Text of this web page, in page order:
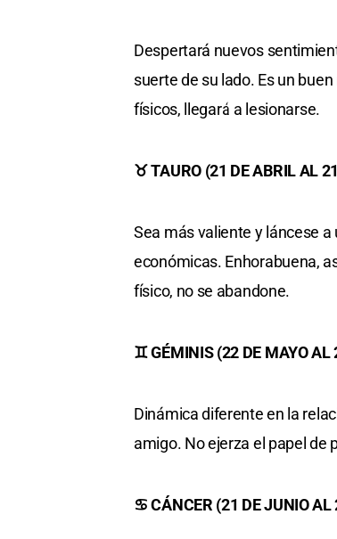
Despertará nuevos
suerte de su lado. Es un
físicos, llegará a lesionarse.
♉ TAURO (21 DE ABRIL AL
Sea más valiente y láncese
económicas. Enhorabuena,
físico, no se abandone.
♊ GÉMINIS (22 DE MAYO AL
Dinámica diferente en la
amigo. No ejerza el papel de
♋ CÁNCER (21 DE JUNIO AL